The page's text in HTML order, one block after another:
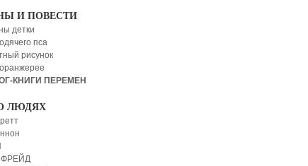
И ПОВЕСТИ
детки
пса
рисунок
КНИГИ ПЕРЕМЕН
ЛЮДЯХ
ФРЕЙД